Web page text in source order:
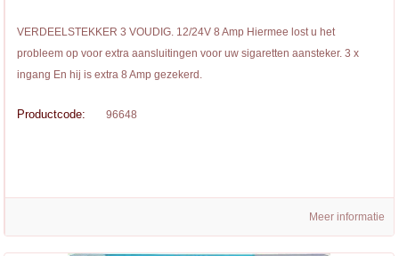
VERDEELSTEKKER 3 VOUDIG. 12/24V 8 Amp Hiermee lost u het
probleem op voor extra aansluitingen voor uw sigaretten aansteker. 3 x
ingang En hij is extra 8 Amp gezekerd.
Productcode: 96648
Meer informatie